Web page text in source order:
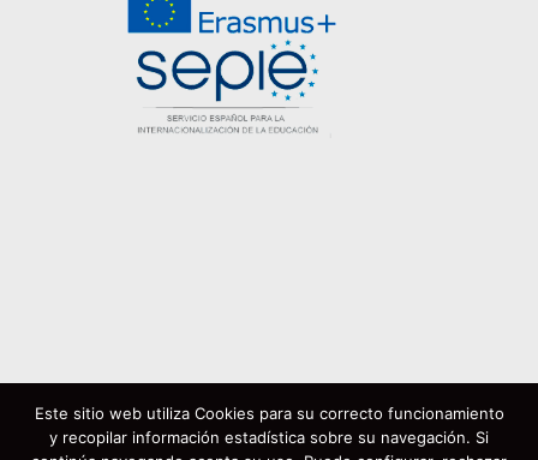
Política de cookies
Aviso legal
Este sitio web utiliza Cookies para su correcto funcionamiento
y recopilar información estadística sobre su navegación. Si